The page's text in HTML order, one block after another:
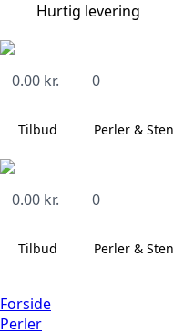
Hurtig levering
0.00 kr. 0
Tilbud Perler & Sten
0.00 kr. 0
Tilbud Perler & Sten
Forside
Perler